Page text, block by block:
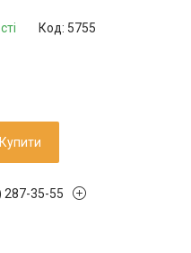
Код: 5755
Купити
287-35-55